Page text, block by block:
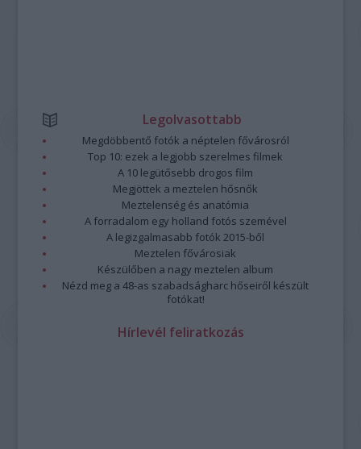
Legolvasottabb
Megdöbbentő fotók a néptelen fővárosról
Top 10: ezek a legjobb szerelmes filmek
A 10 legütősebb drogos film
Megjöttek a meztelen hősnők
Meztelenség és anatómia
A forradalom egy holland fotós szemével
A legizgalmasabb fotók 2015-ből
Meztelen fővárosiak
Készülőben a nagy meztelen album
Nézd meg a 48-as szabadságharc hőseiről készült
fotókat!
Hírlevél feliratkozás